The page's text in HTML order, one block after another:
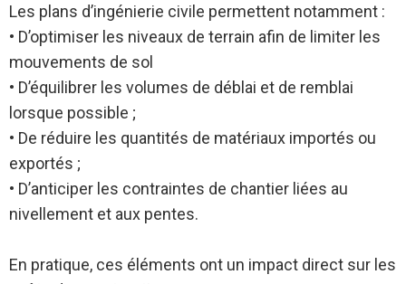
Les plans d’ingénierie civile permettent notamment :
• D’optimiser les niveaux de terrain afin de limiter les
mouvements de sol
• D’équilibrer les volumes de déblai et de remblai
lorsque possible ;
• De réduire les quantités de matériaux importés ou
exportés ;
• D’anticiper les contraintes de chantier liées au
nivellement et aux pentes.
En pratique, ces éléments ont un impact direct sur les